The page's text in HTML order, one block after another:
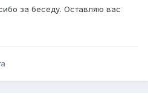
за беседу. Оставляю вас